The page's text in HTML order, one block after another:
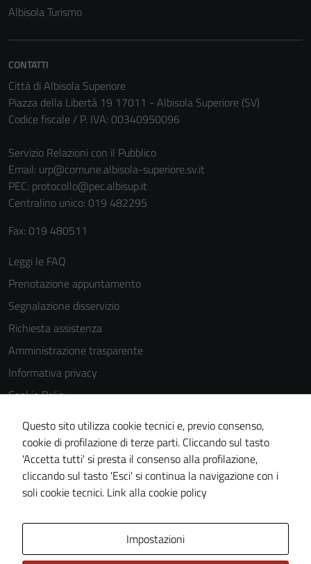
Albisola Turismo
CONTATTI
Città di Albisola Superiore
Piazza della Libertà 19 17011 - Albisola Superiore (SV)
Codice fiscale / P. IVA: 00340950096
Servizio Relazioni con il Pubblico
Email: urp@comune.albisola-superiore.sv.it
PEC: protocollo@pec.albisup.it
Centralino unico: 019 482295
Fax: 019 480511
Leggi le FAQ
Prenotazione appuntamento
Segnalazione disservizio
Richiesta assistenza
Amministrazione trasparente
Informativa privacy
Cookie Policy
Note legali
Dichiarazione di accessibilità
Piano di miglioramento del sito
Statistiche sito web
Questo sito utilizza cookie tecnici e, previo consenso,
cookie di profilazione di terze parti. Cliccando sul tasto
'Accetta tutti' si presta il consenso alla profilazione,
cliccando sul tasto 'Esci' si continua la navigazione con i
soli cookie tecnici. Link alla cookie policy
Impostazioni
possono
essere
non raccolgono